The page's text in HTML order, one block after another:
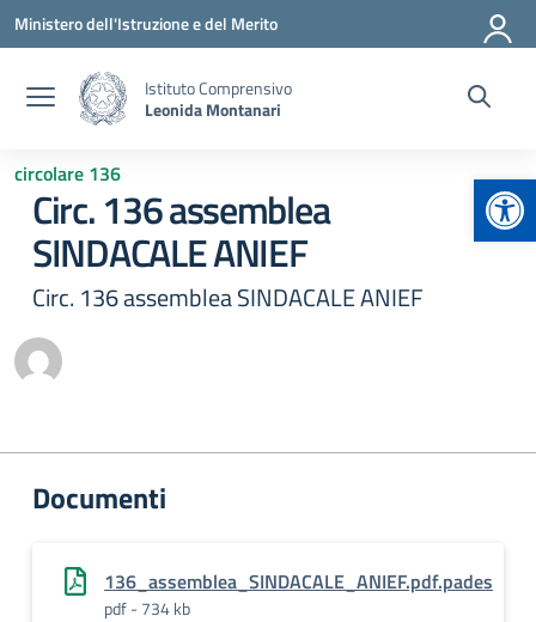
Vai ai contenuti
Vai al menu di navigazione
Vai al footer
Ministero dell'Istruzione e del Merito
Istituto Comprensivo
Leonida Montanari
circolare 136
Circ. 136 assemblea
SINDACALE ANIEF
Circ. 136 assemblea SINDACALE ANIEF
Documenti
136_assemblea_SINDACALE_ANIEF.pdf.pades
pdf - 734 kb